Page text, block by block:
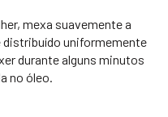
mexa suavemente a
distribuído uniformemente
durante alguns minutos
no óleo.